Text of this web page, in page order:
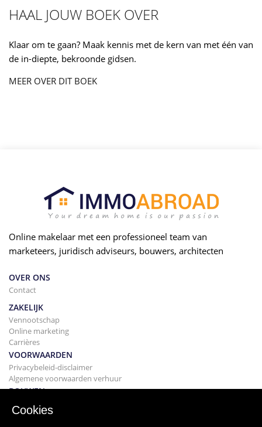
HAAL JOUW BOEK OVER
Klaar om te gaan? Maak kennis met de kern van met één van
de in-diepte, bekroonde gidsen.
MEER OVER DIT BOEK
Online makelaar met een professioneel team van
marketeers, juridisch adviseurs, bouwers, architecten
OVER ONS
Contact
ZAKELIJK
Vennootschap
Online marketing
Carrières
VOORWAARDEN
Privacybeleid-disclaimer
Algemene voorwaarden verhuur
BOUWEN
Projecten
Cookies